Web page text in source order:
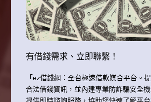
居民來說都十分重要。
2025-09-12
對於屏東居民來說，資金需求可能來自日常生活、教
個常見且實用的資金調度方式。然而，借錢並非單純
它需要謹慎的評估與規劃，才能確保借款後不會造成
因此，了解屏東借錢的管道、風險以及管理策略，是
有借錢需求、立即聯繫！
「ez借錢網：全台極速借款媒合平台。
合法借錢資訊，並內建專業防詐騙安全